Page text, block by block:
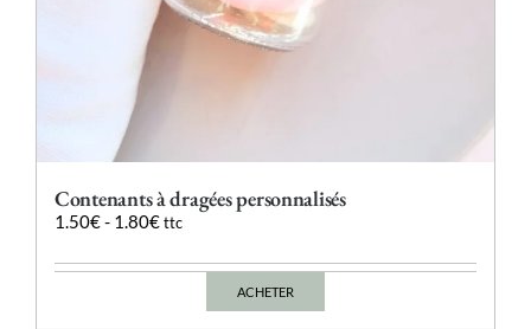
Contenants à dragées personnalisés
1.50€- 1.80€ ttc
ACHETER
Ce